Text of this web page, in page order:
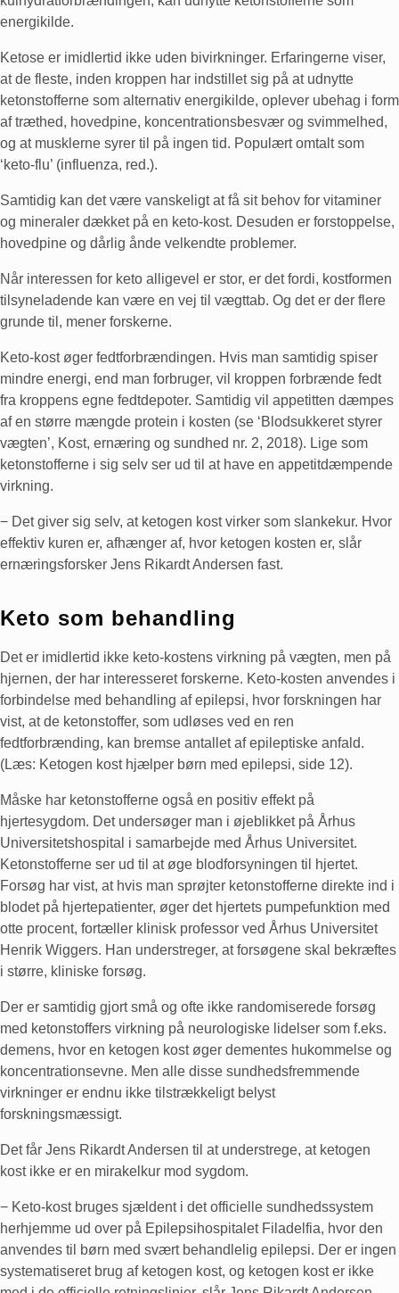
energikilde.
Ketose er imidlertid ikke uden bivirkninger. Erfaringerne viser,
at de fleste, inden kroppen har indstillet sig på at udnytte
ketonstofferne som alternativ energikilde, oplever ubehag i form
af træthed, hovedpine, koncentrationsbesvær og svimmelhed,
og at musklerne syrer til på ingen tid. Populært omtalt som
‘keto-flu’ (influenza, red.).
Samtidig kan det være vanskeligt at få sit behov for vitaminer
og mineraler dækket på en keto-kost. Desuden er forstoppelse,
hovedpine og dårlig ånde velkendte problemer.
Når interessen for keto alligevel er stor, er det fordi, kostformen
tilsyneladende kan være en vej til vægttab. Og det er der flere
grunde til, mener forskerne.
Keto-kost øger fedtforbrændingen. Hvis man samtidig spiser
mindre energi, end man forbruger, vil kroppen forbrænde fedt
fra kroppens egne fedtdepoter. Samtidig vil appetitten dæmpes
af en større mængde protein i kosten (se ‘Blodsukkeret styrer
vægten’, Kost, ernæring og sundhed nr. 2, 2018). Lige som
ketonstofferne i sig selv ser ud til at have en appetitdæmpende
virkning.
− Det giver sig selv, at ketogen kost virker som slankekur. Hvor
effektiv kuren er, afhænger af, hvor ketogen kosten er, slår
ernæringsforsker Jens Rikardt Andersen fast.
Keto som behandling
Det er imidlertid ikke keto-kostens virkning på vægten, men på
hjernen, der har interesseret forskerne. Keto-kosten anvendes i
forbindelse med behandling af epilepsi, hvor forskningen har
vist, at de ketonstoffer, som udløses ved en ren
fedtforbrænding, kan bremse antallet af epileptiske anfald.
(Læs: Ketogen kost hjælper børn med epilepsi, side 12).
Måske har ketonstofferne også en positiv effekt på
hjertesygdom. Det undersøger man i øjeblikket på Århus
Universitetshospital i samarbejde med Århus Universitet.
Ketonstofferne ser ud til at øge blodforsyningen til hjertet.
Forsøg har vist, at hvis man sprøjter ketonstofferne direkte ind i
blodet på hjertepatienter, øger det hjertets pumpefunktion med
otte procent, fortæller klinisk professor ved Århus Universitet
Henrik Wiggers. Han understreger, at forsøgene skal bekræftes
i større, kliniske forsøg.
Der er samtidig gjort små og ofte ikke randomiserede forsøg
med ketonstoffers virkning på neurologiske lidelser som f.eks.
demens, hvor en ketogen kost øger dementes hukommelse og
koncentrationsevne. Men alle disse sundhedsfremmende
virkninger er endnu ikke tilstrækkeligt belyst
forskningsmæssigt.
Det får Jens Rikardt Andersen til at understrege, at ketogen
kost ikke er en mirakelkur mod sygdom.
− Keto-kost bruges sjældent i det officielle sundhedssystem
herhjemme ud over på Epilepsihospitalet Filadelfia, hvor den
anvendes til børn med svært behandlelig epilepsi. Der er ingen
systematiseret brug af ketogen kost, og ketogen kost er ikke